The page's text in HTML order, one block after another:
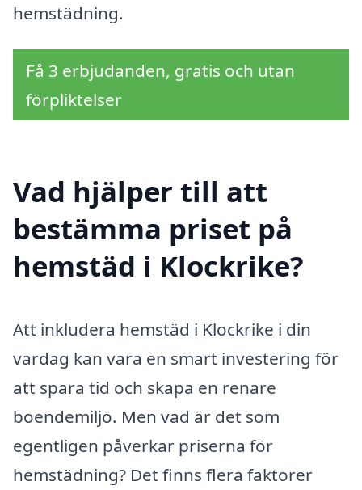
hemstädning.
Få 3 erbjudanden, gratis och utan
förpliktelser
Vad hjälper till att
bestämma priset på
hemstäd i Klockrike?
Att inkludera hemstäd i Klockrike i din
vardag kan vara en smart investering för
att spara tid och skapa en renare
boendemiljö. Men vad är det som
egentligen påverkar priserna för
hemstädning? Det finns flera faktorer